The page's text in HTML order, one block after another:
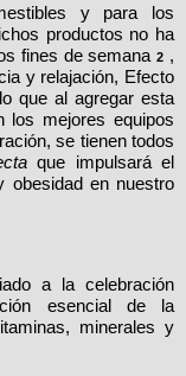
y para los
productos no ha
fines de semana2 ,
y relajación, Efecto
que al agregar esta
los mejores equipos
se tienen todos
que impulsará el
obesidad en nuestro
a la celebración
esencial de la
minerales y